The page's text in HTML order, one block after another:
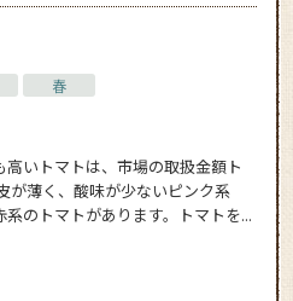
春
いトマトは、市場の取扱金額ト
が薄く、酸味が少ないピンク系
のトマトがあります。トマトを...